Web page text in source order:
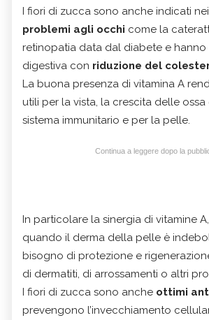
I fiori di zucca sono anche indicati
problemi agli occhi come la
retinopatia data dal diabete e hanno
digestiva con riduzione del
La buona presenza di vitamina A
utili per la vista, la crescita delle
sistema immunitario e per la pelle.
Continua a leggere dopo la
In particolare la sinergia di vitamine
quando il derma della pelle è
bisogno di protezione e
di dermatiti, di arrossamenti o altri
I fiori di zucca sono anche ottimi
prevengono l’invecchiamento